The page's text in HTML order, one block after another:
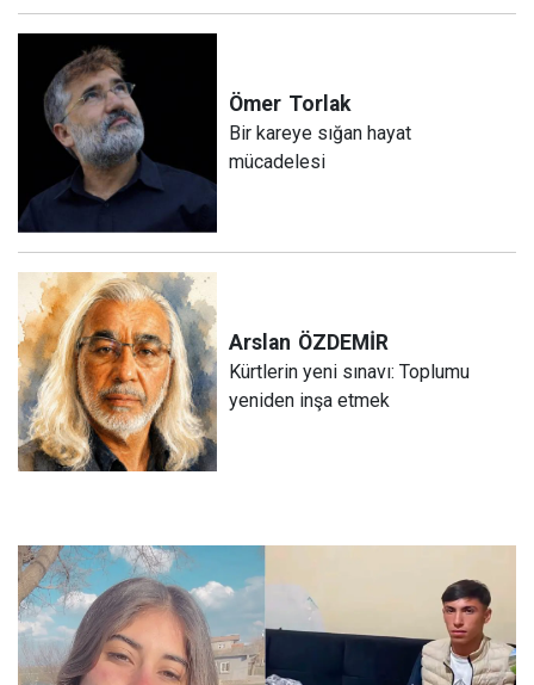
Ömer Torlak
Bir kareye sığan hayat
mücadelesi
Arslan ÖZDEMİR
Kürtlerin yeni sınavı: Toplumu
yeniden inşa etmek